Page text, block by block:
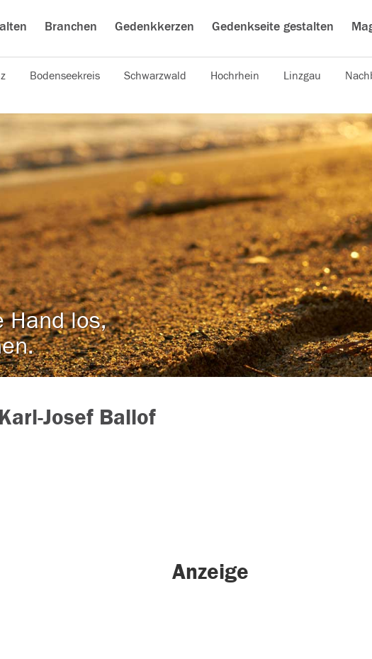
Branchen Gedenkkerzen Gedenkseite gestalten
Bodenseekreis Schwarzwald Hochrhein Linzgau
Hand los,
Karl-Josef Ballof
Anzeige